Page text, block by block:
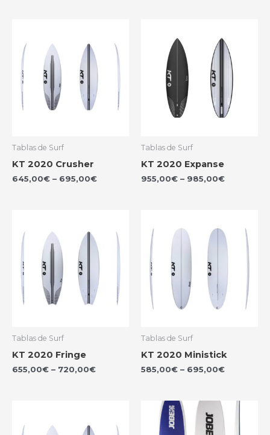
Tablas de Surf
KT 2020 Crusher
645,00€ – 695,00€
Tablas de Surf
KT 2020 Expanse
955,00€ – 985,00€
Tablas de Surf
KT 2020 Fringe
655,00€ – 720,00€
Tablas de Surf
KT 2020 Ministick
585,00€ – 695,00€